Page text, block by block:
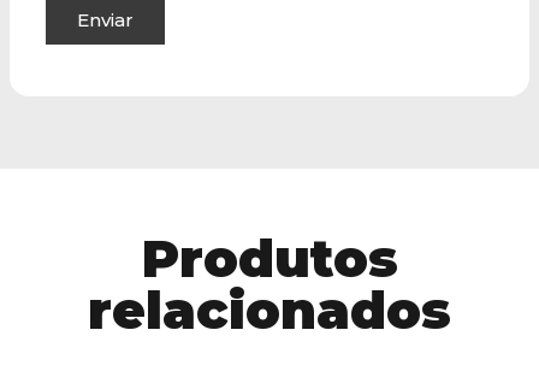
Produtos
relacionados